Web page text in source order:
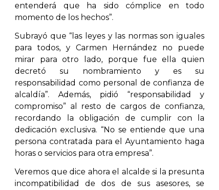
entenderá que ha sido cómplice en todo
momento de los hechos”.
Subrayó que “las leyes y las normas son iguales
para todos, y Carmen Hernández no puede
mirar para otro lado, porque fue ella quien
decretó su nombramiento y es su
responsabilidad como personal de confianza de
alcaldía”. Además, pidió “responsabilidad y
compromiso” al resto de cargos de confianza,
recordando la obligación de cumplir con la
dedicación exclusiva. “No se entiende que una
persona contratada para el Ayuntamiento haga
horas o servicios para otra empresa”.
Veremos que dice ahora el alcalde si la presunta
incompatibilidad de dos de sus asesores, se